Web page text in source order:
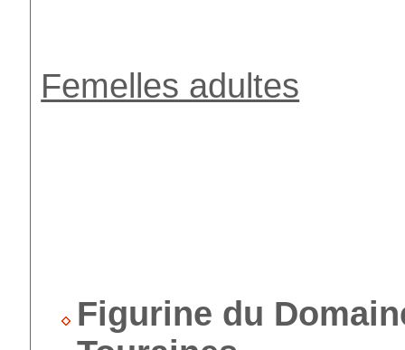
Femelles adultes
Figurine du